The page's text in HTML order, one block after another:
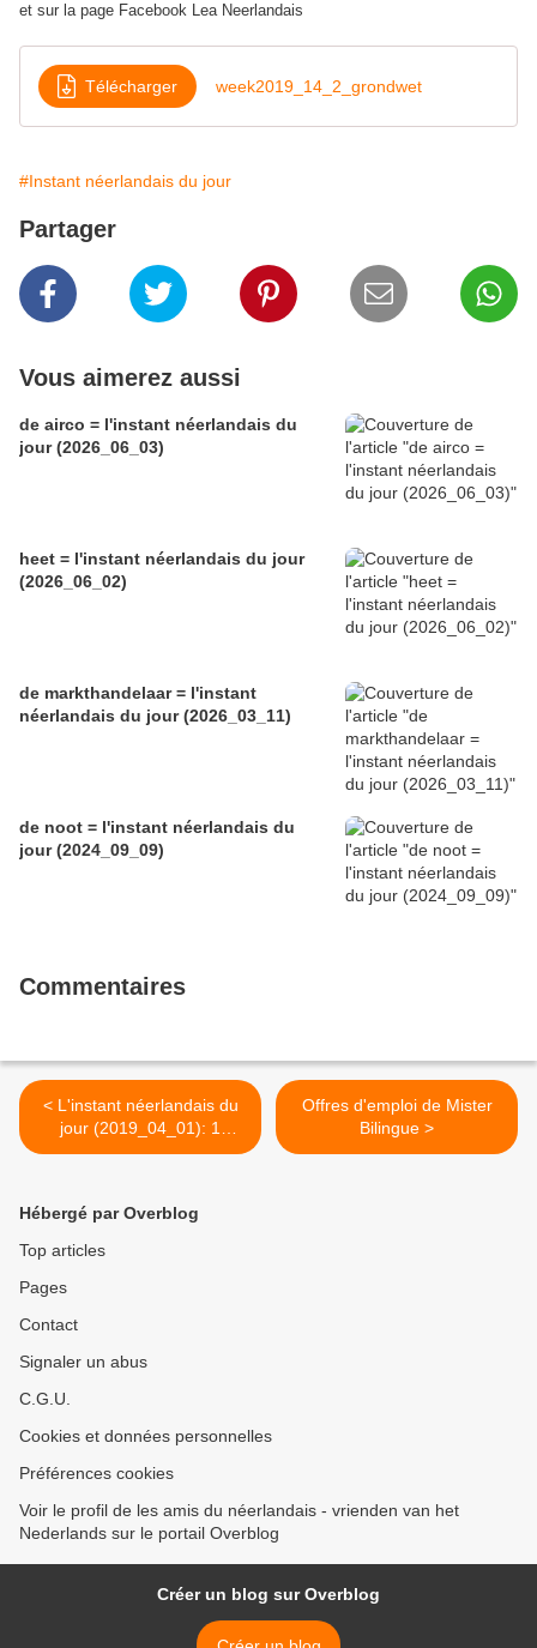
et sur la page Facebook Lea Neerlandais
Télécharger week2019_14_2_grondwet
#Instant néerlandais du jour
Partager
Vous aimerez aussi
de airco = l'instant néerlandais du
jour (2026_06_03)
heet = l'instant néerlandais du jour
(2026_06_02)
de markthandelaar = l'instant
néerlandais du jour (2026_03_11)
de noot = l'instant néerlandais du
jour (2024_09_09)
Commentaires
< L'instant néerlandais du
jour (2019_04_01): 1
aprilgrap
Offres d'emploi de Mister
Bilingue >
Hébergé par Overblog
Top articles
Pages
Contact
Signaler un abus
C.G.U.
Cookies et données personnelles
Préférences cookies
Voir le profil de les amis du néerlandais - vrienden van het
Nederlands sur le portail Overblog
Créer un blog sur Overblog